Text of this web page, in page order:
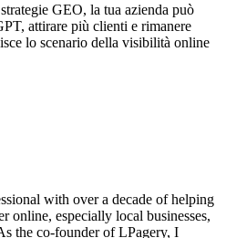
GEO, la tua azienda può
attirare più clienti e rimanere
lo scenario della visibilità online
with over a decade of helping
online, especially local businesses,
the co-founder of LPagery, I